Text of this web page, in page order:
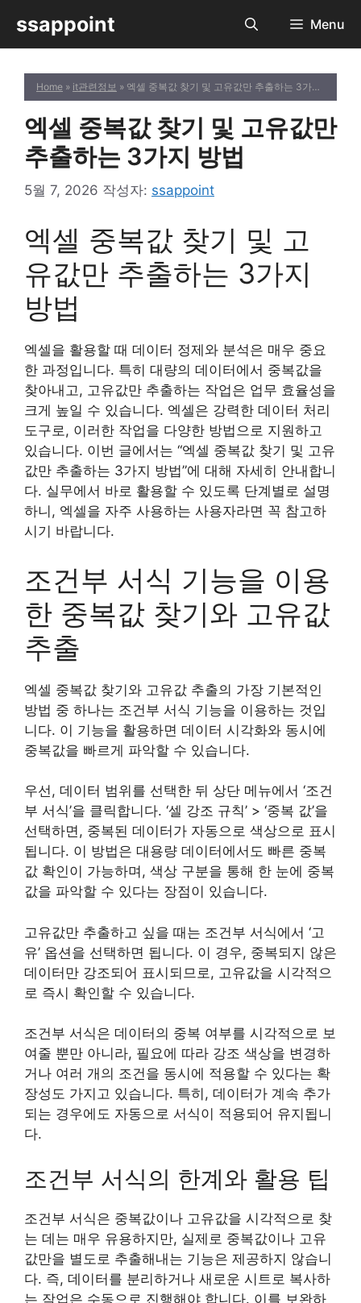
츠
ssappoint Menu
Home » it관련정보 » 엑셀 중복값 찾기 및 고유값만 추출하는 3가지 방법
엑셀 중복값 찾기 및 고유값만
추출하는 3가지 방법
5월 7, 2026 작성자: ssappoint
엑셀 중복값 찾기 및 고
유값만 추출하는 3가지
방법
엑셀을 활용할 때 데이터 정제와 분석은 매우 중요
한 과정입니다. 특히 대량의 데이터에서 중복값을
찾아내고, 고유값만 추출하는 작업은 업무 효율성을
크게 높일 수 있습니다. 엑셀은 강력한 데이터 처리
도구로, 이러한 작업을 다양한 방법으로 지원하고
있습니다. 이번 글에서는 “엑셀 중복값 찾기 및 고유
값만 추출하는 3가지 방법”에 대해 자세히 안내합니
다. 실무에서 바로 활용할 수 있도록 단계별로 설명
하니, 엑셀을 자주 사용하는 사용자라면 꼭 참고하
시기 바랍니다.
조건부 서식 기능을 이용
한 중복값 찾기와 고유값
추출
엑셀 중복값 찾기와 고유값 추출의 가장 기본적인
방법 중 하나는 조건부 서식 기능을 이용하는 것입
니다. 이 기능을 활용하면 데이터 시각화와 동시에
중복값을 빠르게 파악할 수 있습니다.
우선, 데이터 범위를 선택한 뒤 상단 메뉴에서 ‘조건
부 서식’을 클릭합니다. ‘셀 강조 규칙’ > ‘중복 값’을
선택하면, 중복된 데이터가 자동으로 색상으로 표시
됩니다. 이 방법은 대용량 데이터에서도 빠른 중복
값 확인이 가능하며, 색상 구분을 통해 한 눈에 중복
값을 파악할 수 있다는 장점이 있습니다.
고유값만 추출하고 싶을 때는 조건부 서식에서 ‘고
유’ 옵션을 선택하면 됩니다. 이 경우, 중복되지 않은
데이터만 강조되어 표시되므로, 고유값을 시각적으
로 즉시 확인할 수 있습니다.
조건부 서식은 데이터의 중복 여부를 시각적으로 보
여줄 뿐만 아니라, 필요에 따라 강조 색상을 변경하
거나 여러 개의 조건을 동시에 적용할 수 있다는 확
장성도 가지고 있습니다. 특히, 데이터가 계속 추가
되는 경우에도 자동으로 서식이 적용되어 유지됩니
다.
조건부 서식의 한계와 활용 팁
조건부 서식은 중복값이나 고유값을 시각적으로 찾
는 데는 매우 유용하지만, 실제로 중복값이나 고유
값만을 별도로 추출해내는 기능은 제공하지 않습니
다. 즉, 데이터를 분리하거나 새로운 시트로 복사하
는 작업은 수동으로 진행해야 합니다. 이를 보완하